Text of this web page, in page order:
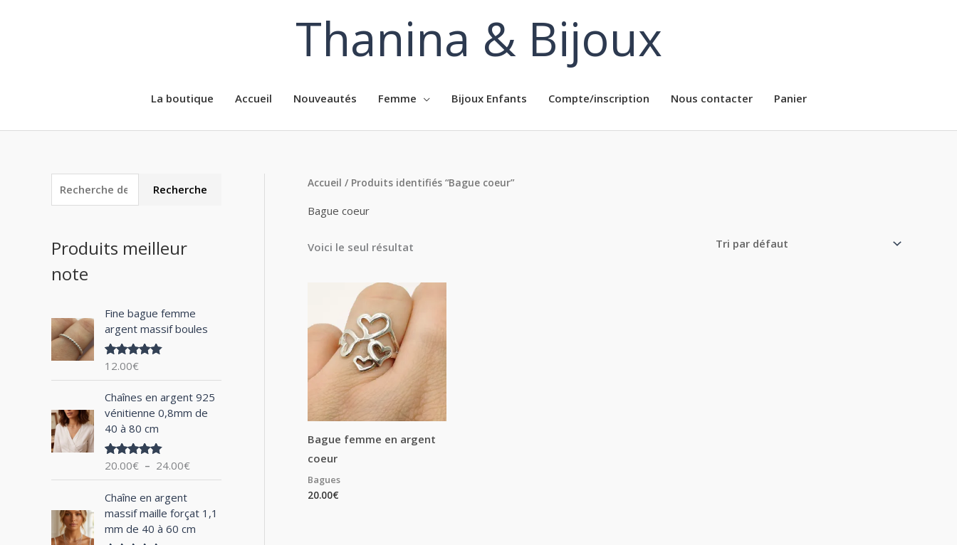
Thanina & Bijoux
La boutique Accueil Nouveautés Femme Bijoux Enfants Compte/inscription Nous contacter Panier
e
h
e
h
u
r
:
Recherche
Produits meilleur
note
Fine bague femme
argent massif boules
Note5.00
12.00€
Chaînes en argent 925
vénitienne 0,8mm de
40 à 80 cm
Note5.00
20.00€ – 24.00€
l
a
e
r
i
Chaîne en argent
massif maille forçat 1,1
mm de 40 à 60 cm
a
g
Accueil / Produits identifiés “Bague coeur”
Bague coeur
Voici le seul résultat
Bague femme en argent
coeur
Bagues
20.00€